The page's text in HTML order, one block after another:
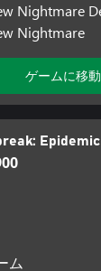
Nightmare
Nightmare
ゲームに移動
ム